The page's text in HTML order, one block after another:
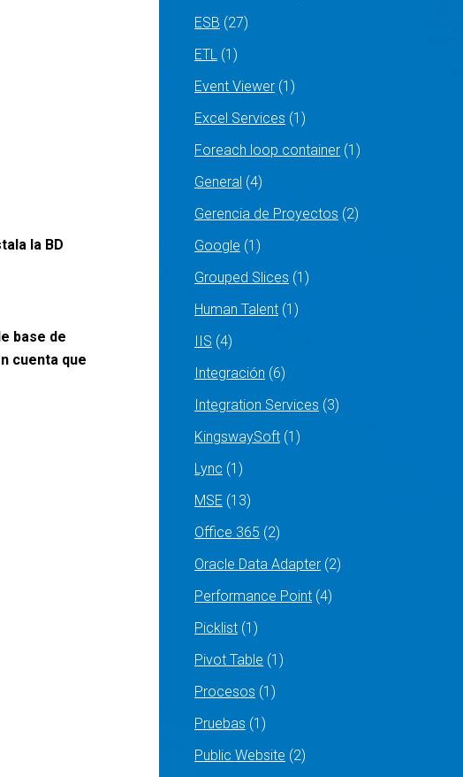
la BD
base de
cuenta que
ESB (27)
ETL (1)
Event Viewer (1)
Excel Services (1)
Foreach loop container (1)
General (4)
Gerencia de Proyectos (2)
Google (1)
Grouped Slices (1)
Human Talent (1)
IIS (4)
Integración (6)
Integration Services (3)
KingswaySoft (1)
Lync (1)
MSE (13)
Office 365 (2)
Oracle Data Adapter (2)
Performance Point (4)
Picklist (1)
Pivot Table (1)
Procesos (1)
Pruebas (1)
Public Website (2)